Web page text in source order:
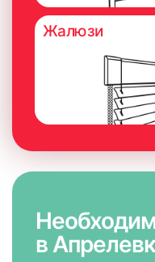
Жалюзи
в